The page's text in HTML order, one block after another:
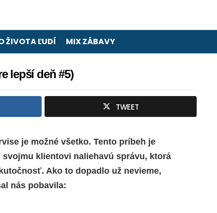
ŽIVOTA ĽUDÍ MIX ZÁBAVY
lepší deň #5)
TWEET
je možné všetko. Tento príbeh je
klientovi naliehavú správu, ktorá
Ako to dopadlo už nevieme,
nás pobavila: